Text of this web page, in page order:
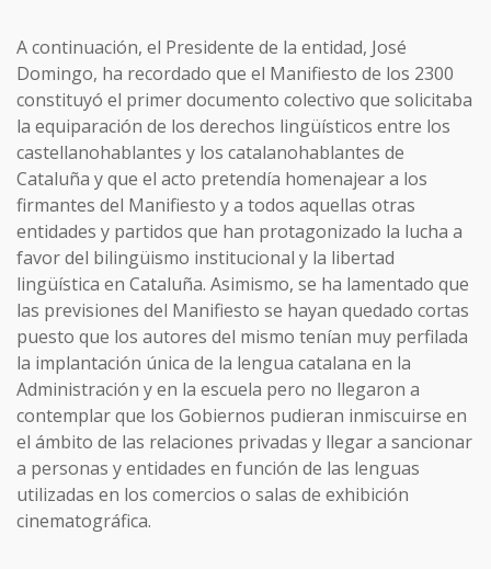
A continuación, el Presidente de la entidad, José
Domingo, ha recordado que el Manifiesto de los 2300
constituyó el primer documento colectivo que solicitaba
la equiparación de los derechos lingüísticos entre los
castellanohablantes y los catalanohablantes de
Cataluña y que el acto pretendía homenajear a los
firmantes del Manifiesto y a todos aquellas otras
entidades y partidos que han protagonizado la lucha a
favor del bilingüismo institucional y la libertad
lingüística en Cataluña. Asimismo, se ha lamentado que
las previsiones del Manifiesto se hayan quedado cortas
puesto que los autores del mismo tenían muy perfilada
la implantación única de la lengua catalana en la
Administración y en la escuela pero no llegaron a
contemplar que los Gobiernos pudieran inmiscuirse en
el ámbito de las relaciones privadas y llegar a sancionar
a personas y entidades en función de las lenguas
utilizadas en los comercios o salas de exhibición
cinematográfica.